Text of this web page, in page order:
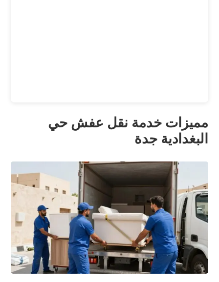
مميزات خدمة نقل عفش حي
البغدادية جدة